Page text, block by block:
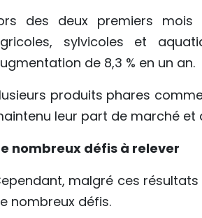
des deux premiers
sylvicoles et
de 8,3 % en un an.
produits phares
leur part de marché et
nombreux défis à relever
malgré ces
nombreux défis.